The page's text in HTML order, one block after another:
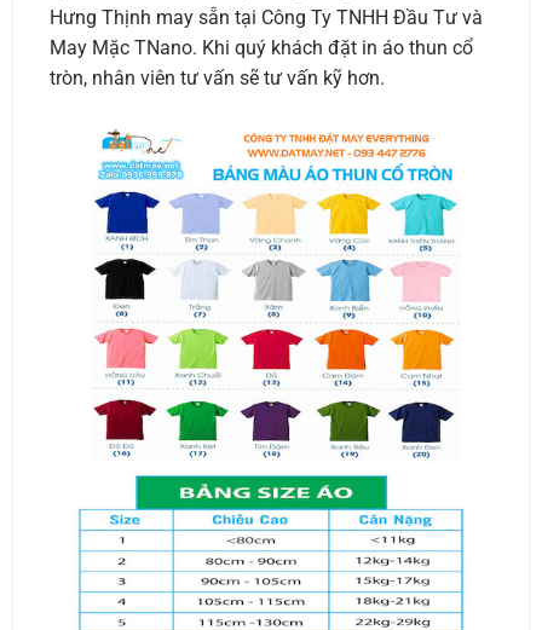
Hưng Thịnh may sẵn tại Công Ty TNHH Đầu Tư và
May Mặc TNano. Khi quý khách đặt in áo thun cổ
tròn, nhân viên tư vấn sẽ tư vấn kỹ hơn.